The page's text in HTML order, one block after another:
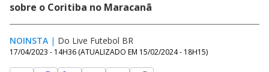
sobre o Coritiba no Maracanã
NOINSTA | Do Live Futebol BR
17/04/2023 - 14H36 (ATUALIZADO EM 15/02/2024 - 18H15)